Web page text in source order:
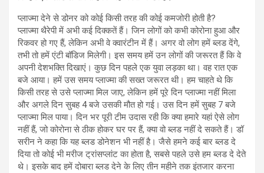
प्लाज्मा देने से डोनर को कोई किसी तरह की कोई कमजोरी होती है?
प्लाज्मा थैरेपी में अभी कई दिक्कतें हैं। जिन लोगों को कभी कोरोना हुआ और
रिकवर हो गए हैं, लेकिन अभी वे क्वारंटीन में हैं। अगर वो लोग हमें ब्लड देंगे,
तभी तो हमें एंटी बॉडिज मिलेगी। इस समय हमें उन लोगों की जरूरत हैं कि वे
अपनी देशभक्ति दिखाएं। कुछ दिन पहले एक युवा लड़का था। वह रात एक
बजे आया। हमें उस समय प्लाज्मा की सख्त जरूरत थी। हम चाहते थे कि
किसी तरह से उसे प्लाज्मा मिल जाए, लेकिन हमें पूरे दिन प्लाज्मा नहीं मिला
और अगले दिन सुबह 4 बजे उसकी मौत हो गई। उस दिन हमें सुबह 7 बजे
प्लाज्मा मिल पाया। दिन भर पूरी टीम उदास रही कि क्या हमारे यहां ऐसे लोग
नहीं हैं, जो कोरोना से ठीक होकर घर पर हैं, क्या वो ब्लड नहीं दे सकते हैं। डॉ
सरीन ने कहा कि यह ब्लड डोनेशन भी नहीं है। जैसे हमने कई बार ब्लड दे
दिया तो कोई भी मरीज ट्रांसप्लांट का होता है, सबसे पहले उसे हम ब्लड दे देते
थे। इसके बाद हमें दोबारा ब्लड देने के लिए तीन महीने तक इंतजार करना